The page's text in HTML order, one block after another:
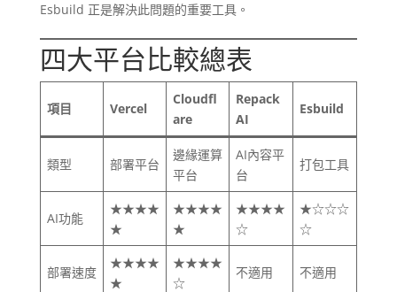
Esbuild 正是解決此問題的重要工具。
四大平台比較總表
項目 Vercel
Cloudfl
are
Repack
AI
Esbuild
類型 部署平台
邊緣運算
平台
AI內容平
台
打包工具
AI功能
★★★★
★
★★★★
★
★★★★
☆
★☆☆☆
☆
部署速度
★★★★
★
★★★★
☆
不適用 不適用